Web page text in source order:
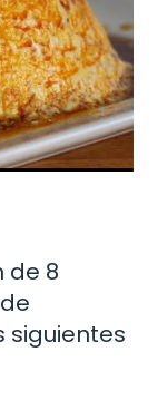
de 8
siguientes